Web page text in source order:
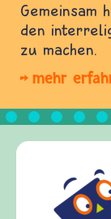
Gemeinsam
den
zu machen.
mehr